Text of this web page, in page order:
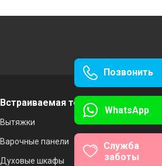
Встраиваемая техника
Вытяжки
Варочные панели
Духовые шкафы
Позвонить
WhatsApp
Служба
заботы